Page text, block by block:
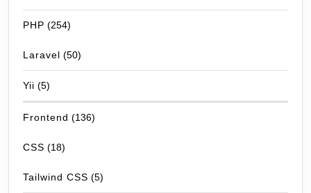
PHP (254)
Laravel (50)
Yii (5)
Frontend (136)
CSS (18)
Tailwind CSS (5)